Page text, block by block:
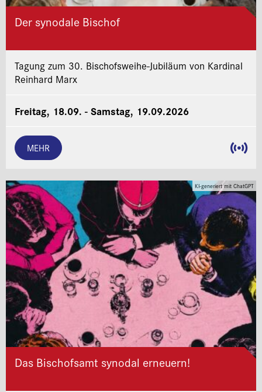
Der synodale Bischof
Tagung zum 30. Bischofsweihe-Jubiläum von Kardinal
Reinhard Marx
Freitag, 18.09. - Samstag, 19.09.2026
MEHR
KI-generiert mit ChatGPT
Das Bischofsamt synodal erneuern!